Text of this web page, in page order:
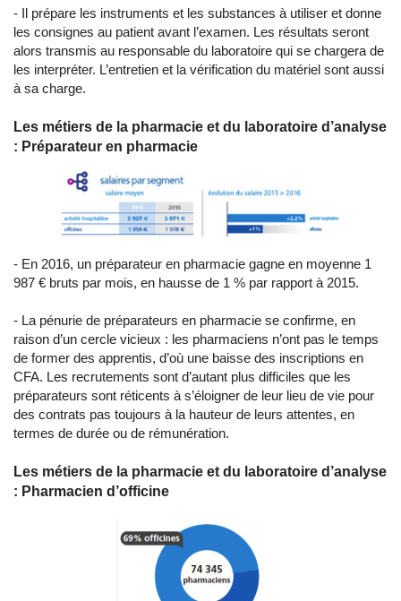
- Il prépare les instruments et les substances à utiliser et donne
les consignes au patient avant l’examen. Les résultats seront
alors transmis au responsable du laboratoire qui se chargera de
les interpréter. L’entretien et la vérification du matériel sont aussi
à sa charge.
Les métiers de la pharmacie et du laboratoire d’analyse
: Préparateur en pharmacie
- En 2016, un préparateur en pharmacie gagne en moyenne 1
987 € bruts par mois, en hausse de 1 % par rapport à 2015.
- La pénurie de préparateurs en pharmacie se confirme, en
raison d’un cercle vicieux : les pharmaciens n’ont pas le temps
de former des apprentis, d’où une baisse des inscriptions en
CFA. Les recrutements sont d’autant plus difficiles que les
préparateurs sont réticents à s’éloigner de leur lieu de vie pour
des contrats pas toujours à la hauteur de leurs attentes, en
termes de durée ou de rémunération.
Les métiers de la pharmacie et du laboratoire d’analyse
: Pharmacien d’officine